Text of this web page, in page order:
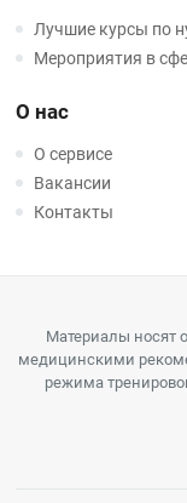
Лучшие курсы по
Мероприятия в
О нас
О сервисе
Вакансии
Контакты
Материалы носят
медицинскими
режима